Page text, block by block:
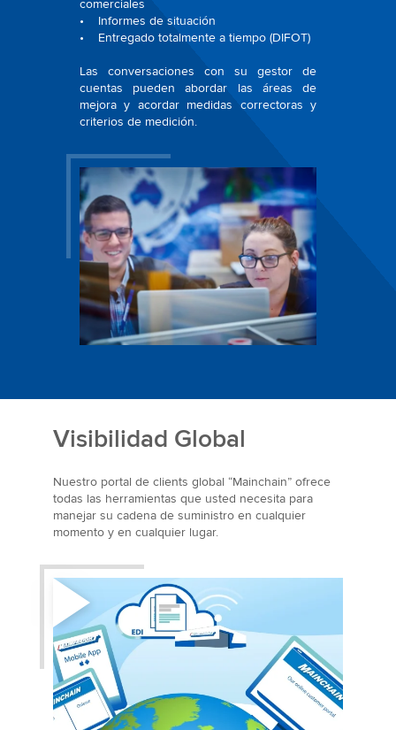
comerciales
• Informes de situación
• Entregado totalmente a tiempo (DIFOT)
Las conversaciones con su gestor de
cuentas pueden abordar las áreas de
mejora y acordar medidas correctoras y
criterios de medición.
Visibilidad Global
Nuestro portal de clients global “Mainchain” ofrece
todas las herramientas que usted necesita para
manejar su cadena de suministro en cualquier
momento y en cualquier lugar.